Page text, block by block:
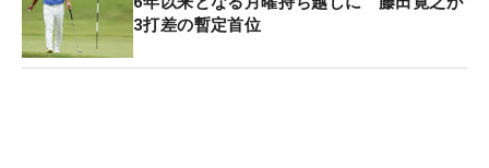
3打差の暫定首位